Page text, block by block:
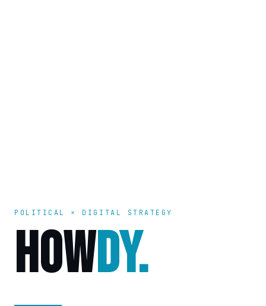
POLITICAL × DIGITAL STRATEGY
HOWDY.